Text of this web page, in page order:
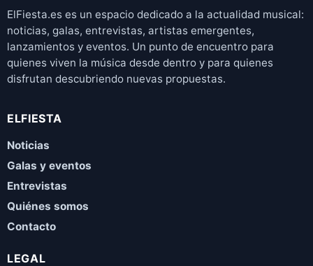
ElFiesta.es es un espacio dedicado a la actualidad musical:
noticias, galas, entrevistas, artistas emergentes,
lanzamientos y eventos. Un punto de encuentro para
quienes viven la música desde dentro y para quienes
disfrutan descubriendo nuevas propuestas.
ELFIESTA
Noticias
Galas y eventos
Entrevistas
Quiénes somos
Contacto
LEGAL